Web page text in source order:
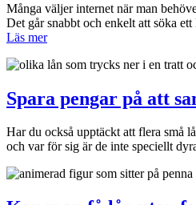
Många väljer internet när man
Det går snabbt och enkelt att söka
Läs mer
Spara pengar på att
Har du också upptäckt att flera små
och var för sig är de inte speciellt